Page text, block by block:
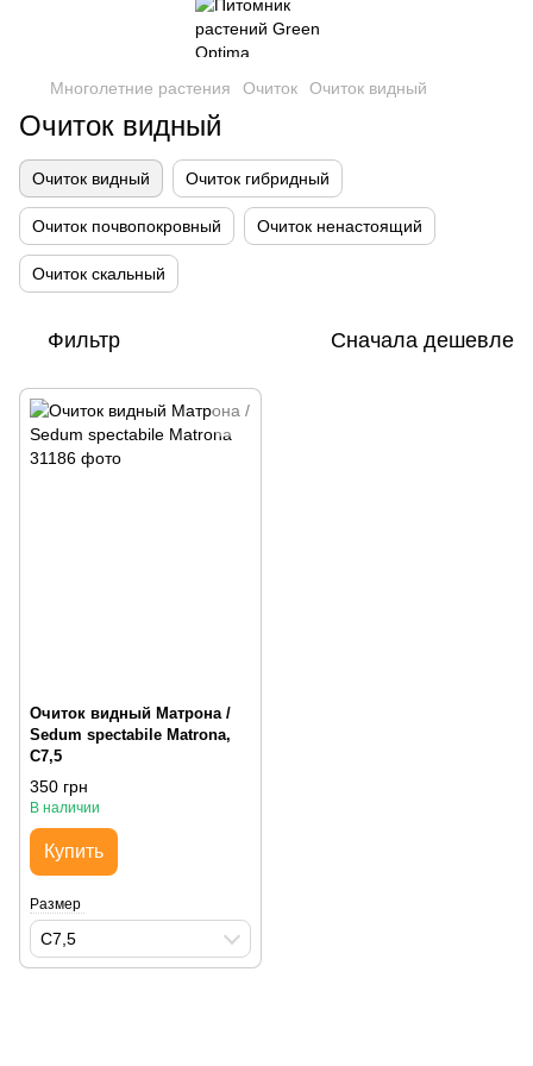
Многолетние растения Очиток Очиток видный
Очиток видный
Очиток видный Очиток гибридный
Очиток почвопокровный Очиток ненастоящий
Очиток скальный
Фильтр Сначала дешевле
Очиток видный Матрона /
Sedum spectabile Matrona,
С7,5
350 грн
В наличии
Купить
Размер
С7,5